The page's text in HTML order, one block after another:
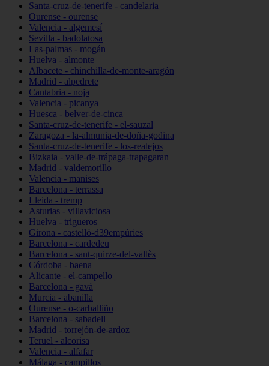
Santa-cruz-de-tenerife - candelaria
Ourense - ourense
Valencia - algemesí
Sevilla - badolatosa
Las-palmas - mogán
Huelva - almonte
Albacete - chinchilla-de-monte-aragón
Madrid - alpedrete
Cantabria - noja
Valencia - picanya
Huesca - belver-de-cinca
Santa-cruz-de-tenerife - el-sauzal
Zaragoza - la-almunia-de-doña-godina
Santa-cruz-de-tenerife - los-realejos
Bizkaia - valle-de-trápaga-trapagaran
Madrid - valdemorillo
Valencia - manises
Barcelona - terrassa
Lleida - tremp
Asturias - villaviciosa
Huelva - trigueros
Girona - castelló-d39empúries
Barcelona - cardedeu
Barcelona - sant-quirze-del-vallès
Córdoba - baena
Alicante - el-campello
Barcelona - gavà
Murcia - abanilla
Ourense - o-carballiño
Barcelona - sabadell
Madrid - torrejón-de-ardoz
Teruel - alcorisa
Valencia - alfafar
Málaga - campillos